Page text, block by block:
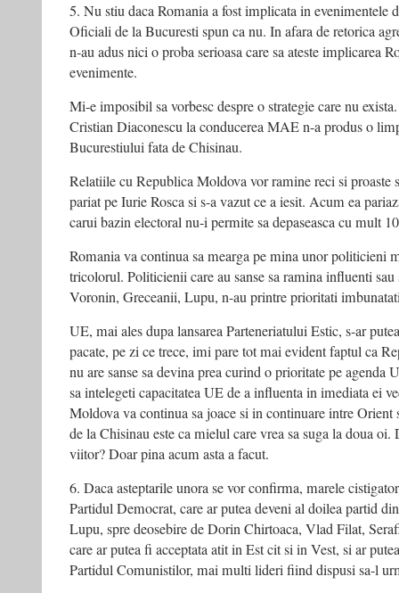
5. Nu stiu daca Romania a fost implicata in evenimentele
Oficiali de la Bucuresti spun ca nu. In afara de retorica
n-au adus nici o proba serioasa care sa ateste implicarea
evenimente.
Mi-e imposibil sa vorbesc despre o strategie care nu
Cristian Diaconescu la conducerea MAE n-a produs o
Bucurestiului fata de Chisinau.
Relatiile cu Republica Moldova vor ramine reci si proaste
pariat pe Iurie Rosca si s-a vazut ce a iesit. Acum ea
carui bazin electoral nu-i permite sa depaseasca cu mult
Romania va continua sa mearga pe mina unor politicieni
tricolorul. Politicienii care au sanse sa ramina influenti sau
Voronin, Greceanii, Lupu, n-au printre prioritati
UE, mai ales dupa lansarea Parteneriatului Estic, s-ar
pacate, pe zi ce trece, imi pare tot mai evident faptul ca
nu are sanse sa devina prea curind o prioritate pe agenda
sa intelegeti capacitatea UE de a influenta in imediata ei
Moldova va continua sa joace si in continuare intre
de la Chisinau este ca mielul care vrea sa suga la doua oi.
viitor? Doar pina acum asta a facut.
6. Daca asteptarile unora se vor confirma, marele
Partidul Democrat, care ar putea deveni al doilea partid
Lupu, spre deosebire de Dorin Chirtoaca, Vlad Filat,
care ar putea fi acceptata atit in Est cit si in Vest, si ar
Partidul Comunistilor, mai multi lideri fiind dispusi sa-l